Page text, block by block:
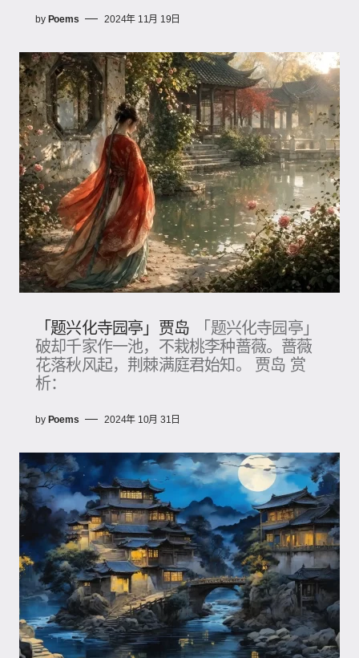
by Poems 2024年 11月 19日
「题兴化寺园亭」贾岛
「题兴化寺园亭」
破却千家作一池，不栽桃李种蔷薇。蔷薇
花落秋风起，荆棘满庭君始知。 贾岛 赏
析：
by Poems 2024年 10月 31日